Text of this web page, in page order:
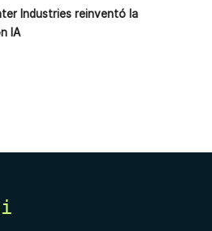
Industries reinventó la
IA